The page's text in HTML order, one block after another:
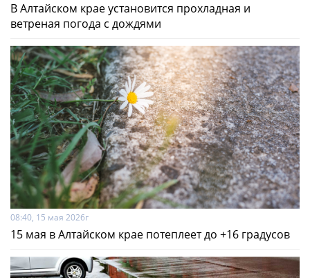
В Алтайском крае установится прохладная и
ветреная погода с дождями
08:40, 15 мая 2026г
15 мая в Алтайском крае потеплеет до +16 градусов